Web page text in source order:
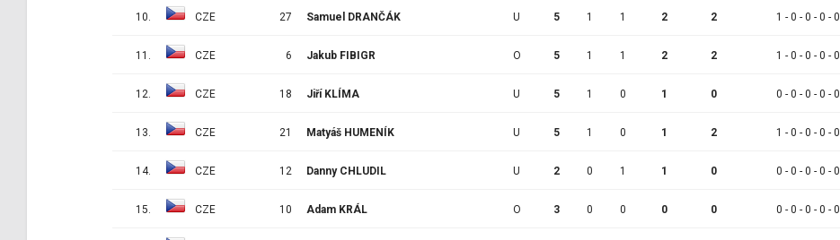
10. CZE 27 Samuel DRANČÁK U 5 1 1 2 2 1 - 0 - 0 - 0 - 0
11. CZE 6 Jakub FIBIGR O 5 1 1 2 2 1 - 0 - 0 - 0 - 0
12. CZE 18 Jiří KLÍMA U 5 1 0 1 0 0 - 0 - 0 - 0 - 0
13. CZE 21 Matyáš HUMENÍK U 5 1 0 1 2 1 - 0 - 0 - 0 - 0
14. CZE 12 Danny CHLUDIL U 2 0 1 1 0 0 - 0 - 0 - 0 - 0
15. CZE 10 Adam KRÁL O 3 0 0 0 0 0 - 0 - 0 - 0 - 0